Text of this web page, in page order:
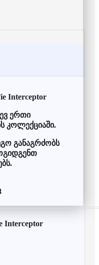
Interceptor
ერთი
კოლექციაში.
განაგრძობს
Interceptor